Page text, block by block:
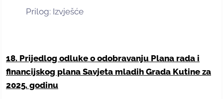
Prilog: Izvješće
18. Prijedlog odluke o odobravanju Plana rada i
financijskog plana Savjeta mladih Grada Kutine za
2025. godinu